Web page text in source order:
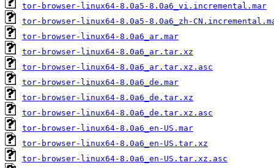
tor-browser-linux64-8.0a5-8.0a6_vi.incremental.mar
tor-browser-linux64-8.0a5-8.0a6_zh-
tor-browser-linux64-8.0a6_ar.mar
tor-browser-linux64-8.0a6_ar.tar.xz
tor-browser-linux64-8.0a6_ar.tar.xz.asc
tor-browser-linux64-8.0a6_de.mar
tor-browser-linux64-8.0a6_de.tar.xz
tor-browser-linux64-8.0a6_de.tar.xz.asc
tor-browser-linux64-8.0a6_en-US.mar
tor-browser-linux64-8.0a6_en-US.tar.xz
tor-browser-linux64-8.0a6_en-US.tar.xz.asc